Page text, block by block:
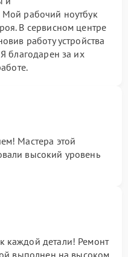
Мой рабочий ноутбук
В сервисном центре
работу устройства
благодарен за их
Мастера этой
высокий уровень
каждой детали! Ремонт
выполнен на высоком